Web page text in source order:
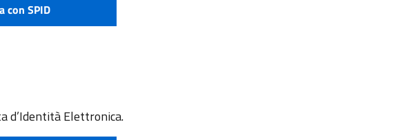
con SPID
d’Identità Elettronica.